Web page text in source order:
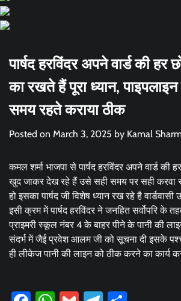
पार्षद हरविंदर अपने वार्ड की हर
का रखते हैं पूरा ध्यान,
समय रहते कराया ठीक
Posted on March 3, 2025 by Kamal
कमल शर्मा भाजपा से पार्षद हरविंदर अपने वार्ड की
खुद जाकर देख रहे हैं उसे सही समय पर सही करवा
हो इसका पार्षद जी विशेष ध्यान रख रहे है
इसी क्रम में पार्षद हरविंदर ने जनहित सर्वोपरि के
प्राइमरी स्कूल नंबर 4 के बाहर पीने के पानी की
संदर्भ में जैई प्रवेश आलम जी को सूचना दी इसके
ही लीकेज पानी की लाइन को ठीक करने का कार्य